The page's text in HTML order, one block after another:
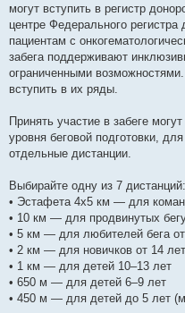
могут вступить в регистр
центре Федерального
пациентам с
забега поддерживают
ограниченными
вступить в их ряды.
Принять участие в забеге
уровня беговой подготовки,
отдельные дистанции.
Выбирайте одну из 7 дистанций:
• Эстафета 4х5 км — для
• 10 км — для продвинутых
• 5 км — для любителей бега
• 2 км — для новичков от 14 лет
• 1 км — для детей 10–13 лет
• 650 м — для детей 6–9 лет
• 450 м — для детей до 5 лет